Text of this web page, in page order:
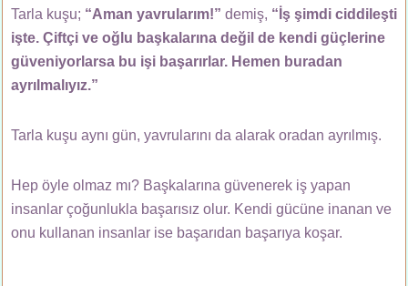
Tarla kuşu; “Aman yavrularım!” demiş, “İş şimdi ciddileşti
işte. Çiftçi ve oğlu başkalarına değil de kendi güçlerine
güveniyorlarsa bu işi başarırlar. Hemen buradan
ayrılmalıyız.”
Tarla kuşu aynı gün, yavrularını da alarak oradan ayrılmış.
Hep öyle olmaz mı? Başkalarına güvenerek iş yapan
insanlar çoğunlukla başarısız olur. Kendi gücüne inanan ve
onu kullanan insanlar ise başarıdan başarıya koşar.